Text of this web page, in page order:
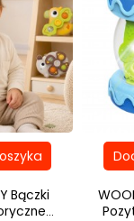
Bączki